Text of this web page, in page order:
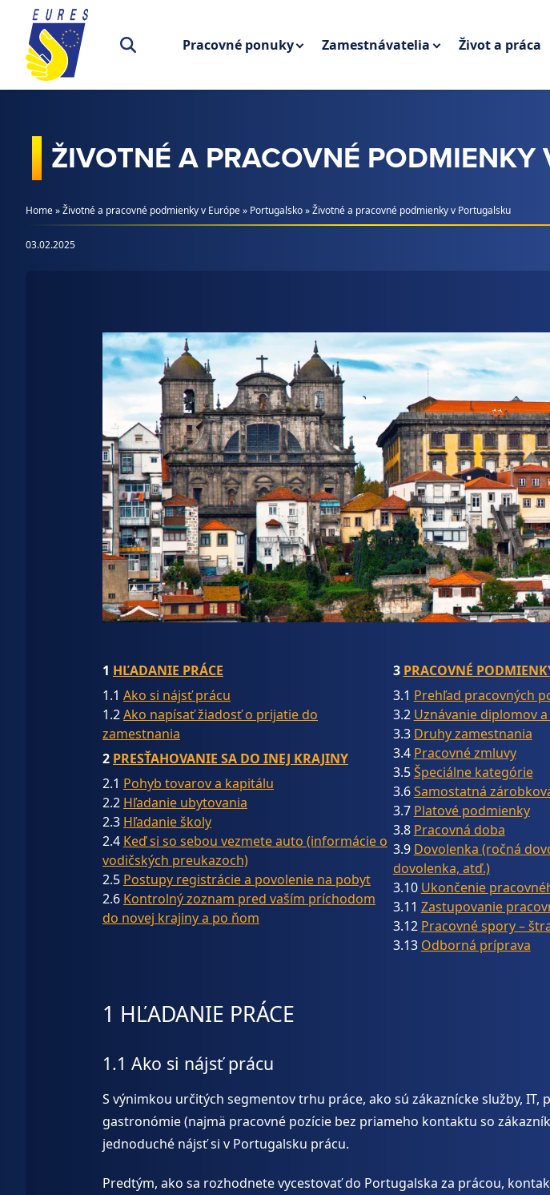
Prejsť na obsah
Pracovné ponuky Zamestnávatelia Život a práca
ŽIVOTNÉ A PRACOVNÉ PODMIENKY
Home»Životné a pracovné podmienky v Európe» Portugalsko»Životné a pracovné podmienky v Portugalsku
03.02.2025
1 HĽADANIE PRÁCE
1.1 Ako si nájsť prácu
1.2Ako napísať žiadosť o prijatie do
zamestnania
2 PRESŤAHOVANIE SA DO INEJ KRAJINY
2.1 Pohyb tovarov a kapitálu
2.2 Hľadanie ubytovania
2.3 Hľadanie školy
2.4 Keď si so sebou vezmete auto (informácie o
vodičských preukazoch)
2.5 Postupy registrácie a povolenie na pobyt
2.6 Kontrolný zoznam pred vaším príchodom
do novej krajiny a po ňom
3 PRACOVNÉ
3.1 Prehľad pracovných
3.2 Uznávanie diplomov
3.3 Druhy zamestnania
3.4 Pracovné zmluvy
3.5Špeciálne kategórie
3.6Samostatná
3.7 Platové podmienky
3.8 Pracovná doba
3.9 Dovolenka (ročná
dovolenka, atď.)
3.10 Ukončenie
3.11 Zastupovanie
3.12 Pracovné spory –
3.13 Odborná príprava
1 HĽADANIE PRÁCE
1.1 Ako si nájsť prácu
S výnimkou určitých segmentov trhu práce, ako sú zákaznícke služby,
gastronómie (najmä pracovné pozície bez priameho kontaktu so
jednoduché nájsť si v Portugalsku prácu.
Predtým, ako sa rozhodnete vycestovať do Portugalska za prácou,